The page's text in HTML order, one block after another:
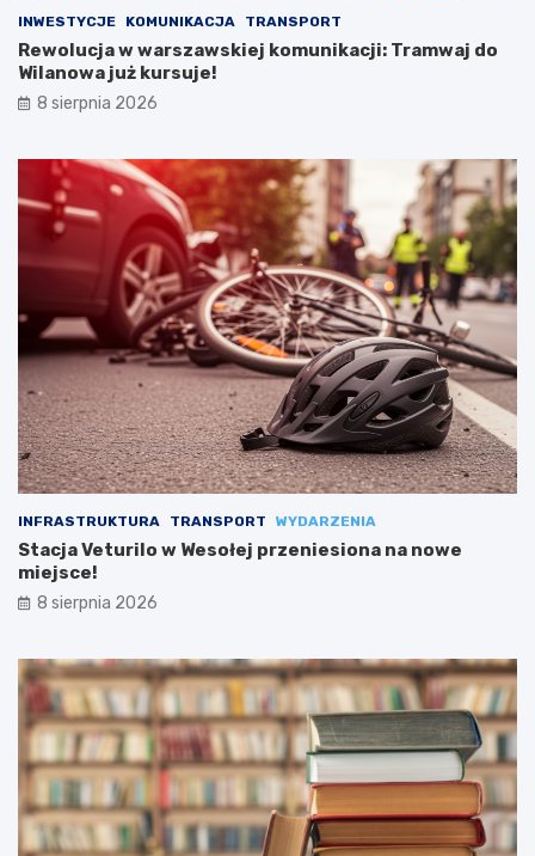
INWESTYCJE KOMUNIKACJA TRANSPORT
Rewolucja w warszawskiej komunikacji: Tramwaj do
Wilanowa już kursuje!
8 sierpnia 2026
INFRASTRUKTURA TRANSPORT WYDARZENIA
Stacja Veturilo w Wesołej przeniesiona na nowe
miejsce!
8 sierpnia 2026